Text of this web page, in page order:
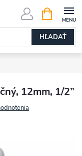
HĽADAŤ
KOŠÍK
12mm, 1/2”